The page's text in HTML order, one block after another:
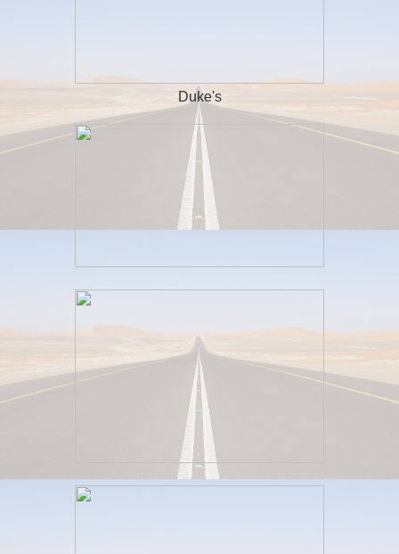
Duke's